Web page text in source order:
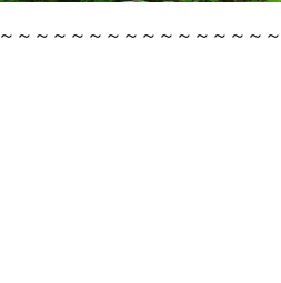
～～～～～～～～～～～～～～～